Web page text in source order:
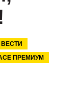
ВЕСТИ
ПРЕМИУМ